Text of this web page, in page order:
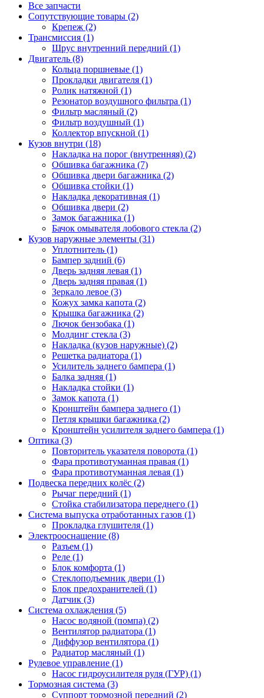
Все запчасти
Сопутствующие товары (2)
Крепеж (2)
Трансмиссия (1)
Шрус внутренний передний (1)
Двигатель (8)
Кольца поршневые (1)
Прокладки двигателя (1)
Ролик натяжной (1)
Резонатор воздушного фильтра (1)
Фильтр масляный (2)
Фильтр воздушный (1)
Коллектор впускной (1)
Кузов внутри (18)
Накладка на порог (внутренняя) (2)
Обшивка багажника (7)
Обшивка двери багажника (2)
Обшивка стойки (1)
Накладка декоративная (1)
Обшивка двери (2)
Замок багажника (1)
Бачок омывателя лобового стекла (2)
Кузов наружные элементы (31)
Уплотнитель (1)
Бампер задний (6)
Дверь задняя левая (1)
Дверь задняя правая (1)
Зеркало левое (3)
Кожух замка капота (2)
Крышка багажника (2)
Лючок бензобака (1)
Молдинг стекла (3)
Накладка (кузов наружные) (2)
Решетка радиатора (1)
Усилитель заднего бампера (1)
Балка задняя (1)
Накладка стойки (1)
Замок капота (1)
Кронштейн бампера заднего (1)
Петля крышки багажника (2)
Кронштейн усилителя заднего бампера (1)
Оптика (3)
Повторитель указателя поворота (1)
Фара противотуманная правая (1)
Фара противотуманная левая (1)
Подвеска передних колёс (2)
Рычаг передний (1)
Стойка стабилизатора переднего (1)
Система выпуска отработанных газов (1)
Прокладка глушителя (1)
Электрооснащение (8)
Разъем (1)
Реле (1)
Блок комфорта (1)
Стеклоподъемник двери (1)
Блок предохранителей (1)
Датчик (3)
Система охлаждения (5)
Насос водяной (помпа) (2)
Вентилятор радиатора (1)
Диффузор вентилятора (1)
Радиатор масляный (1)
Рулевое управление (1)
Насос гидроусилителя руля (ГУР) (1)
Тормозная система (3)
Суппорт тормозной передний (2)